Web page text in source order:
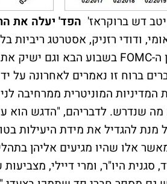
הפד' יעלה את
ודודי רזניק, אסטרטג ריביות
ברוח זו נאמרים לאחרונה על
המוניטרית ממרחיבה
שנדרש. לדבריהם, "הדגש הוא
להגדיל את מידת היעילות
אלו שהיו מגיעים אליהן